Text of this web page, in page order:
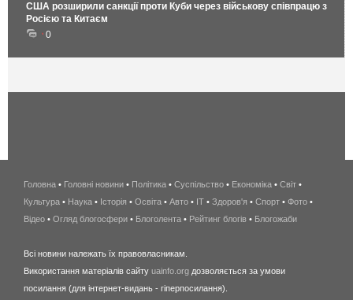
США розширили санкції проти Куби через військову співпрацю з
Росією та Китаєм
0
беспроводной
интернет
киев
wimax
Головна • Головні новини • Політика • Суспільство • Економіка • Світ •
Культура • Наука • Історія • Освіта • Авто • IT • Здоров'я • Спорт • Фото •
Відео • Огляд блогосфери • Блоголента • Рейтинг блогів • Блогожаби
Всі новини належать їх правовласникам.
Використання матеріалів сайту uainfo.org дозволяється за умови
посилання (для інтернет-видань - гіперпосилання).